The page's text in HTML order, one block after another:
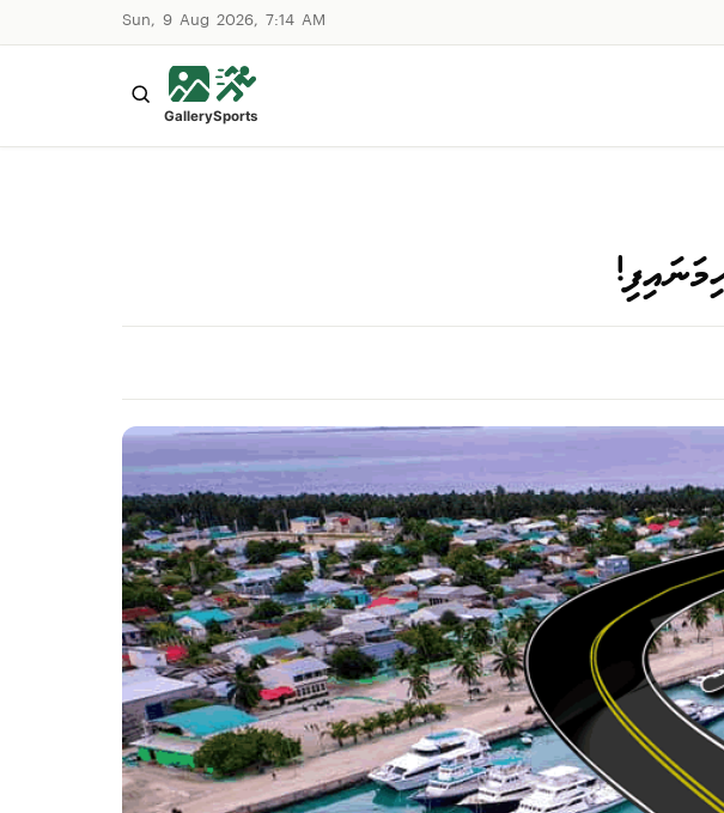
Sun, 9 Aug 2026, 7:14 AM
Sports
Gallery